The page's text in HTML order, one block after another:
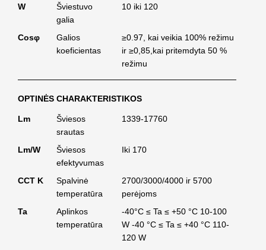
W
Šviestuvo
galia
10 iki 120
Cosφ
Galios
koeficientas
≥0.97, kai veikia 100% režimu
ir ≥0,85,kai pritemdyta 50 %
režimu
OPTINĖS CHARAKTERISTIKOS
Lm
Šviesos
srautas
1339-17760
Lm/W
Šviesos
efektyvumas
Iki 170
CCT K
Spalvinė
temperatūra
2700/3000/4000 ir 5700
perėjoms
Ta
Aplinkos
temperatūra
-40°C ≤ Ta ≤ +50 °C 10-100
W -40 °C ≤ Ta ≤ +40 °C 110-
120 W